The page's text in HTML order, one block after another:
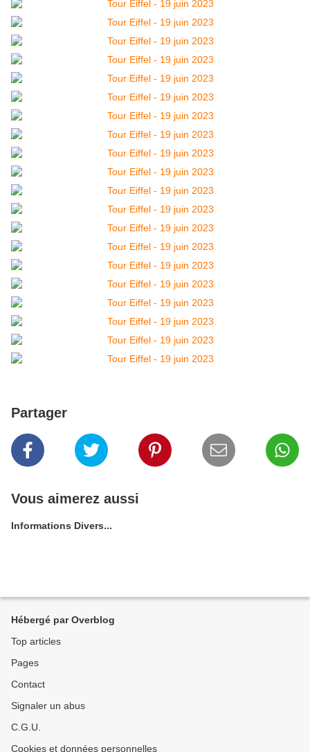
Partager
Vous aimerez aussi
Informations Divers...
Hébergé par Overblog
Top articles
Pages
Contact
Signaler un abus
C.G.U.
Cookies et données personnelles